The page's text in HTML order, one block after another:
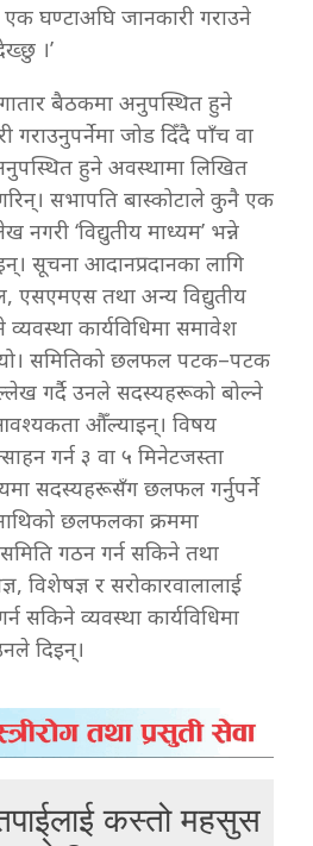
घण्टाअघि जानकारी गराउने
।’
बैठकमा अनुपस्थित हुने
गराउनुपर्नेमा जोड दिँदै पाँच वा
हुने अवस्थामा लिखित
गरिन्। सभापति बास्कोटाले कुनै एक
‘विद्युतीय माध्यम’ भन्ने
सूचना आदानप्रदानका लागि
एसएमएस तथा अन्य विद्युतीय
व्यवस्था कार्यविधिमा समावेश
समितिको छलफल पटक–पटक
गर्दै उनले सदस्यहरूको बोल्ने
आवश्यकता औँल्याइन्। विषय
गर्न ३ वा ५ मिनेटजस्ता
सदस्यहरूसँग छलफल गर्नुपर्ने
छलफलका क्रममा
गठन गर्न सकिने तथा
विशेषज्ञ र सरोकारवालालाई
सकिने व्यवस्था कार्यविधिमा
दिइन्।
कस्तो महसुस